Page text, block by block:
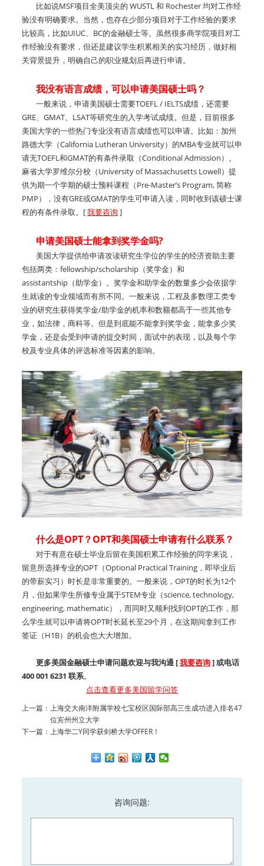
比如说MSF项目全美顶尖的 WUSTL 和 Rochester 均对工作经
验没有明确要求。当然，也存在少部分项目对于工作经验的要求
比较高，比如UIUC、BC的金融硕士等。虽然很多商学院项目对工
作经验没有要求，但还是建议学生积累相关的实习经历，做好相
关背景提升，明确自己的职业规划后再进行申请。
我没有语言成绩，可以申请美国硕士吗？
一般来说，申请美国硕士需要TOEFL / IELTS成绩，还需要
GRE、GMAT、LSAT等研究生的入学考试成绩。但是，目前很多
美国大学的一些热门专业没有语言成绩也可以申请。比如：加州
路德大学（California Lutheran University）的MBA专业就可以申
请无TOEFL和GMAT的有条件录取（Conditional Admission）。
麻省大学罗维尔分校（University of Massachusetts Lowell）提
供为期一个学期的硕士预科课程（Pre-Master’s Program, 简称
PMP），没有GRE或GMAT的学生可申请入读，同时收到该硕士课
程的有条件录取。[我要咨询 ]
申请美国硕士能拿到奖学金吗?
美国大学提供给申请攻读研究生学位的学生的经济资助主要
包括两类：fellowship/scholarship（奖学金）和
assistantship（助学金）。奖学金和助学金的数量多少会依据学
生就读的专业领域而有所不同。一般来说，工程及多数理工类专
业的研究生获得奖学金/助学金的机率和数额都高于一些其他专
业，如法律，商科等。但是到底能不能拿到奖学金，能拿多少奖
学金，还是会受到申请的提交时间，面试中的表现，以及每个学
校及专业具体的评选标准等因素的影响。
什么是OPT？OPT和美国硕士申请有什么联系？
对于有意在硕士毕业后留在美国积累工作经验的同学来说，
留意所选择专业的OPT（Optional Practical Training，即毕业后
的带薪实习）时长是非常重要的。一般来说，OPT的时长为12个
月，但如果学生所修专业属于STEM专业（science, technology,
engineering, mathematic），而同时又顺利找到OPT的工作，那
么学生就可以申请将OPT时长延长至29个月，在这期间拿到工作
签证（H1B）的机会也大大增加。
更多美国金融硕士申请问题欢迎与我沟通 [我要咨询] 或电话
400 001 6231 联系。
点击查看更多美国留学问答
上一篇： 上海交大南洋附属学校七宝校区国际部高三生成功进入排名47
位宾州州立大学
下一篇： 上海华二Y同学获剑桥大学OFFER！
咨询问题: